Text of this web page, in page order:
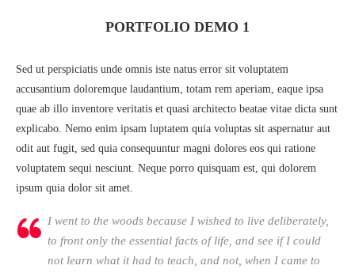
PORTFOLIO DEMO 1
Sed ut perspiciatis unde omnis iste natus error sit voluptatem
accusantium doloremque laudantium, totam rem aperiam, eaque ipsa
quae ab illo inventore veritatis et quasi architecto beatae vitae dicta sunt
explicabo. Nemo enim ipsam luptatem quia voluptas sit aspernatur aut
odit aut fugit, sed quia consequuntur magni dolores eos qui ratione
voluptatem sequi nesciunt. Neque porro quisquam est, qui dolorem
ipsum quia dolor sit amet.
I went to the woods because I wished to live deliberately,
to front only the essential facts of life, and see if I could
not learn what it had to teach, and not, when I came to